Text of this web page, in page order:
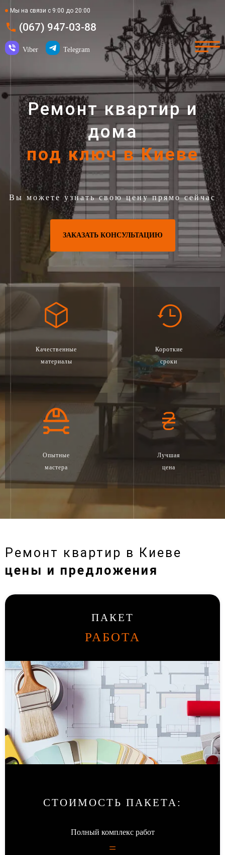
Мы на связи с 9:00 до 20:00
(067) 947-03-88
Viber Telegram
Ремонт квартир и
дома
под ключ в Киеве
Вы можете узнать свою цену прямо сейчас
ЗАКАЗАТЬ КОНСУЛЬТАЦИЮ
Качественные
материалы
Короткие
сроки
Опытные
мастера
Лучшая
цена
Ремонт квартир в Киеве
цены и предложения
ПАКЕТ
РАБОТА
СТОИМОСТЬ ПАКЕТА:
Полный комплекс работ
=